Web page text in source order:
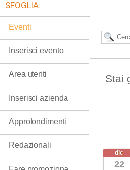
Stai
dic
22
SFOGLIA:
Eventi
Inserisci evento
Area utenti
Inserisci azienda
Approfondimenti
Redazionali